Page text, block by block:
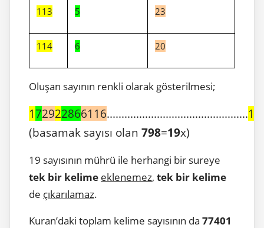
113 5 23
114 6 20
Oluşan sayının renkli olarak gösterilmesi;
172922866116................................................
(basamak sayısı olan 798=19x)
19 sayısının mührü ile herhangi bir sureye
tek bir kelime eklenemez, tek bir kelime
de çıkarılamaz.
Kuran’daki toplam kelime sayısının da 77401